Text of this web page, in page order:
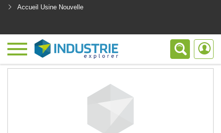
Accueil Usine Nouvelle